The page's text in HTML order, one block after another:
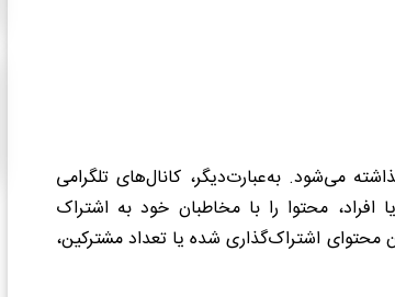
می‌شود. به‌عبارت‌دیگر، کانال‌های تلگرامی
محتوا را با مخاطبان خود به اشتراک
محتوای اشتراک‌گذاری شده یا تعداد مشترکین،